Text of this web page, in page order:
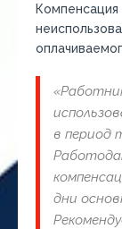
Компенсация
в период
дни